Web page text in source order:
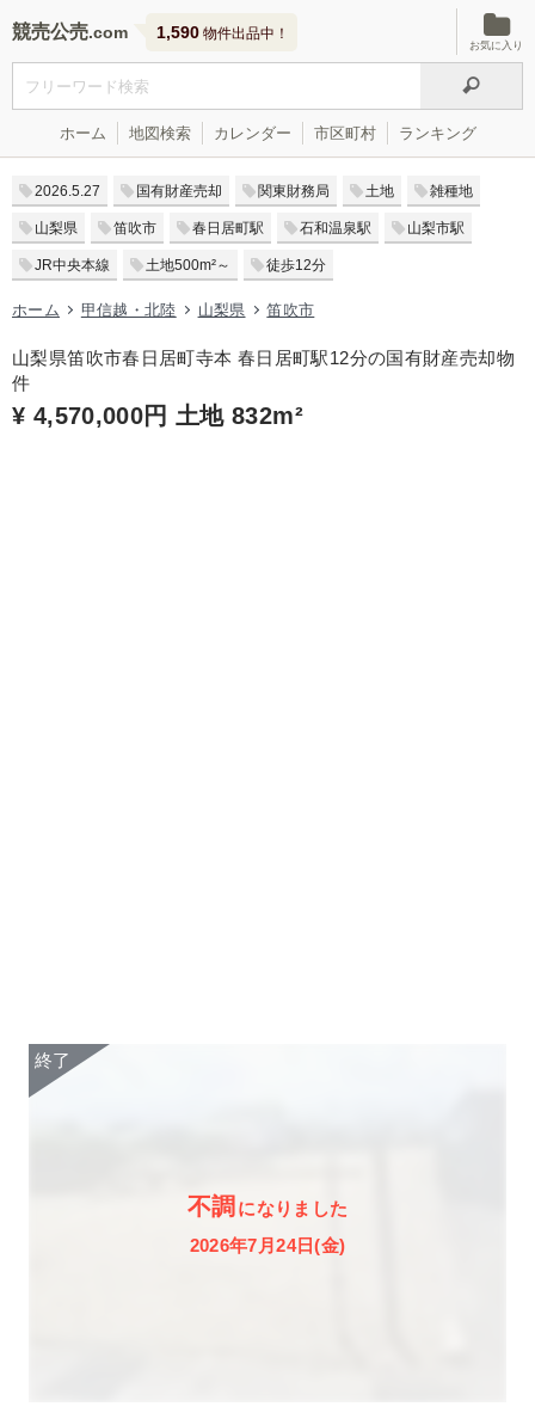
競売公売 1,590 物件出品中！
お気に入り
ホーム 地図検索 カレンダー 市区町村 ランキング
2026.5.27 国有財産売却 関東財務局 土地 雑種地
山梨県 笛吹市 春日居町駅 石和温泉駅 山梨市駅
JR中央本線 土地500m²～ 徒歩12分
ホーム 甲信越・北陸 山梨県 笛吹市
山梨県笛吹市春日居町寺本 春日居町駅12分の国有財産売却物
件
¥ 4,570,000円 土地 832m²
不調 になりました
2026年7月24日(金)